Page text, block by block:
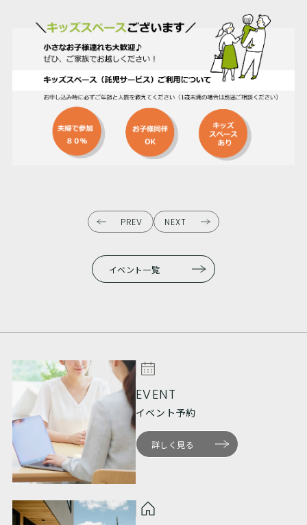
PREV NEXT
イベント一覧
EVENT
イベント予約
詳しく見る